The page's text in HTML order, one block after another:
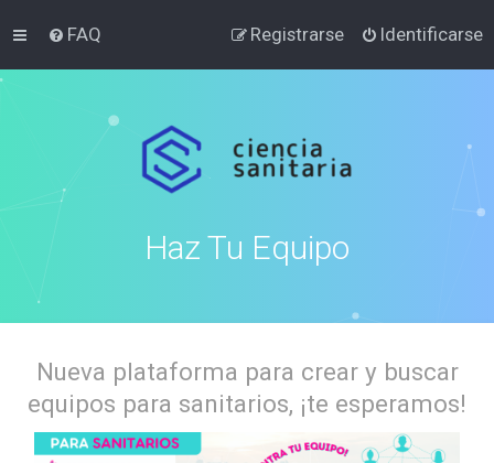
FAQ Identificarse
Registrarse
Haz Tu Equipo
Nueva plataforma para crear y buscar
equipos para sanitarios, ¡te esperamos!